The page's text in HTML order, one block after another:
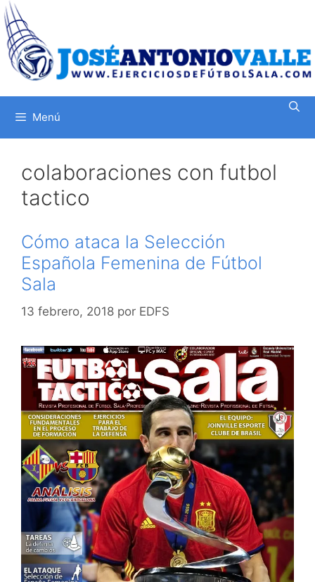
Saltar
al
contenido
Menú
colaboraciones con futbol
tactico
Cómo ataca la Selección
Española Femenina de Fútbol
Sala
13 febrero, 2018 por EDFS